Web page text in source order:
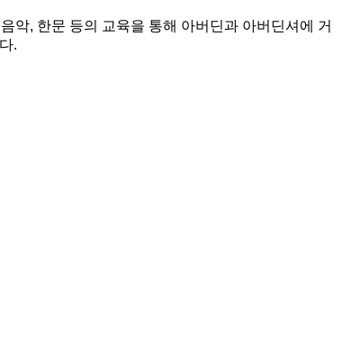
악, 한문 등의 교육을 통해 아버딘과 아버딘셔에 거
.